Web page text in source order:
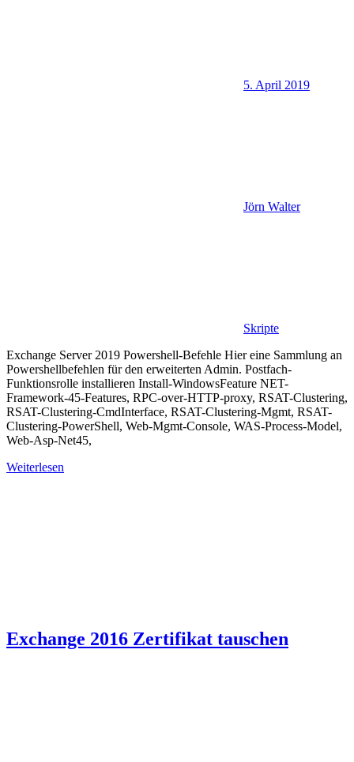
5. April 2019
Jörn Walter
Skripte
Exchange Server 2019 Powershell-Befehle Hier eine Sammlung an
Powershellbefehlen für den erweiterten Admin. Postfach-
Funktionsrolle installieren Install-WindowsFeature NET-
Framework-45-Features, RPC-over-HTTP-proxy, RSAT-Clustering,
RSAT-Clustering-CmdInterface, RSAT-Clustering-Mgmt, RSAT-
Clustering-PowerShell, Web-Mgmt-Console, WAS-Process-Model,
Web-Asp-Net45,
Weiterlesen
Exchange 2016 Zertifikat tauschen